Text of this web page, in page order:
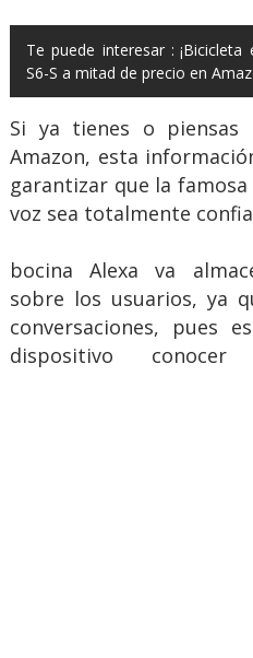
Te puede interesar : ¡Bicicleta
S6-S a mitad de precio en
Si ya tienes o piensas
Amazon, esta
garantizar que la
voz sea totalmente
bocina Alexa va
sobre los usuarios, ya
conversaciones, pues
dispositivo conocer